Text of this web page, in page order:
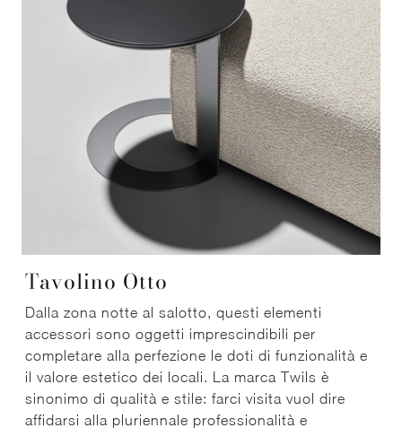
Tavolino Otto
Dalla zona notte al salotto, questi elementi
accessori sono oggetti imprescindibili per
completare alla perfezione le doti di funzionalità e
il valore estetico dei locali. La marca Twils è
sinonimo di qualità e stile: farci visita vuol dire
affidarsi alla pluriennale professionalità e